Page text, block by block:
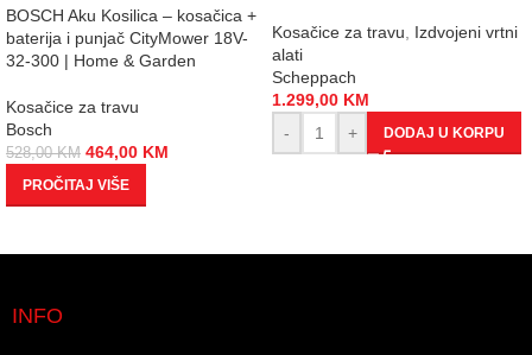
BOSCH Aku Kosilica – kosačica +
baterija i punjač CityMower 18V-
32-300 | Home & Garden
Kosačice za travu
Bosch
528,00KM 464,00 KM
PROČITAJ VIŠE
Kosačice za travu, Izdvojeni vrtni
alati
Scheppach
1.299,00 KM
-
+ DODAJ U KORPU
INFO